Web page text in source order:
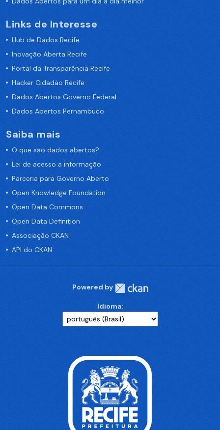
Links de Interesse
Hub de Dados Recife
Inovação Aberta Recife
Portal da Transparência Recife
Hacker Cidadão Recife
Dados Abertos Governo Federal
Dados Abertos Pernambuco
Saiba mais
O que são dados abertos?
Lei de acesso a informação
Parceria para Governo Aberto
Open Knowledge Foundation
Open Data Commons
Open Data Definition
Associação CKAN
API do CKAN
Powered by
Idioma